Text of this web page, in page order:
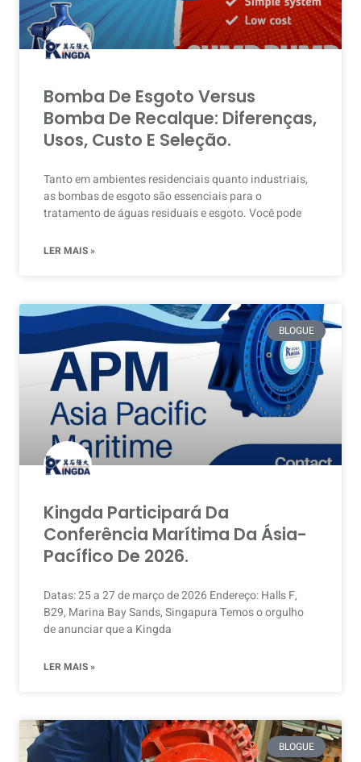
Bomba De Esgoto Versus
Bomba De Recalque: Diferenças,
Usos, Custo E Seleção.
Tanto em ambientes residenciais quanto industriais,
as bombas de esgoto são essenciais para o
tratamento de águas residuais e esgoto. Você pode
LER MAIS »
BLOGUE
Kingda Participará Da
Conferência Marítima Da Ásia-
Pacífico De 2026.
Datas: 25 a 27 de março de 2026 Endereço: Halls F,
B29, Marina Bay Sands, Singapura Temos o orgulho
de anunciar que a Kingda
LER MAIS »
BLOGUE